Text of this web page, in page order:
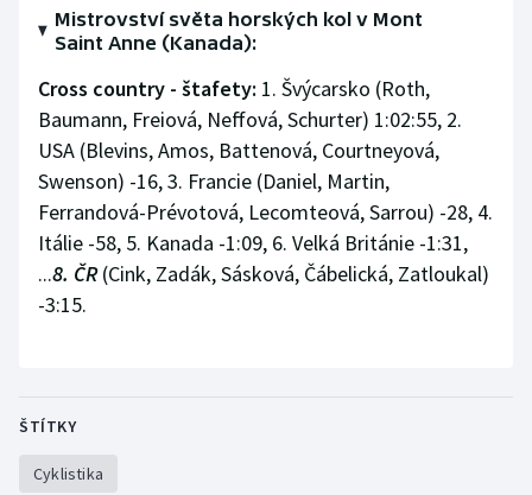
Mistrovství světa horských kol v Mont
Saint Anne (Kanada):
Cross country - štafety: 1. Švýcarsko (Roth,
Baumann, Freiová, Neffová, Schurter) 1:02:55, 2.
USA (Blevins, Amos, Battenová, Courtneyová,
Swenson) -16, 3. Francie (Daniel, Martin,
Ferrandová-Prévotová, Lecomteová, Sarrou) -28, 4.
Itálie -58, 5. Kanada -1:09, 6. Velká Británie -1:31,
...8. ČR(Cink, Zadák, Sásková, Čábelická, Zatloukal)
-3:15.
ŠTÍTKY
Cyklistika